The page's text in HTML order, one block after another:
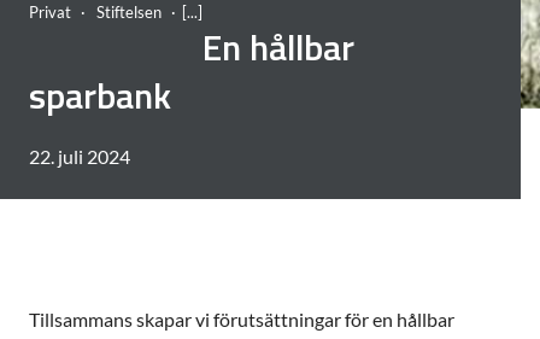
Privat Stiftelsen
En hållbar
sparbank
22. juli 2024
Tillsammans skapar vi förutsättningar för en hållbar